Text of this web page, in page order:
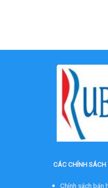
CÁC CHÍNH SÁCH
Chính sách bán